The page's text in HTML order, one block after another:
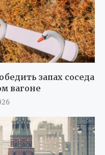
запах соседа
вагоне